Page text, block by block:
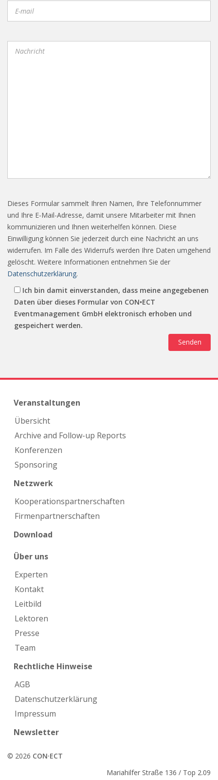
Dieses Formular sammelt Ihren Namen, Ihre Telefonnummer
und Ihre E-Mail-Adresse, damit unsere Mitarbeiter mit Ihnen
kommunizieren und Ihnen weiterhelfen können. Diese
Einwilligung können Sie jederzeit durch eine Nachricht an uns
widerrufen. Im Falle des Widerrufs werden Ihre Daten umgehend
gelöscht. Weitere Informationen entnehmen Sie der
Datenschutzerklärung.
Ich bin damit einverstanden, dass meine angegebenen
Daten über dieses Formular von CON•ECT
Eventmanagement GmbH elektronisch erhoben und
gespeichert werden.
Veranstaltungen
Übersicht
Archive and Follow-up Reports
Konferenzen
Sponsoring
Netzwerk
Kooperations­partnerschaften
Firmen­partnerschaften
Download
Über uns
Experten
Kontakt
Leitbild
Lektoren
Presse
Team
Rechtliche Hinweise
AGB
Datenschutzerklärung
Impressum
Newsletter
© 2026 CON·ECT
Mariahilfer Straße 136 / Top 2.09